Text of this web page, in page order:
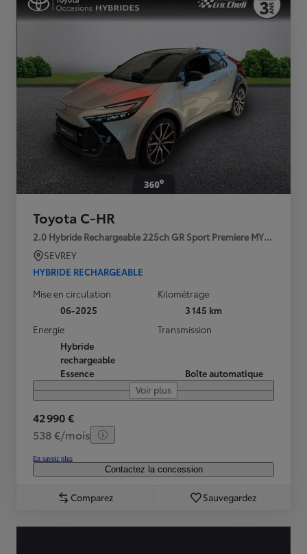
Toyota C-HR
2.0 Hybride Rechargeable 225ch GR Sport Premiere MY25
SEVREY
HYBRIDE RECHARGEABLE
Mise en circulation
06-2025
Kilométrage
3 145 km
Energie
Hybride
rechargeable
Essence
Transmission
Boîte automatique
Voir plus
42 990 €
538 €/mois
En savoir plus
Contactez la concession
Comparez Sauvegardez